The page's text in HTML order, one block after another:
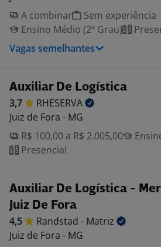
A combinar
Sem experiência
Ensino Médio (2º Grau)
Vagas semelhantes
Auxiliar De Logística
3,7
RHESERVA
Juiz de Fora - MG
R$ 100,00 a R$ 2.005,00
Presencial
Auxiliar De Logística -
Juiz De Fora
4,5 Randstad - Matriz
Juiz de Fora - MG